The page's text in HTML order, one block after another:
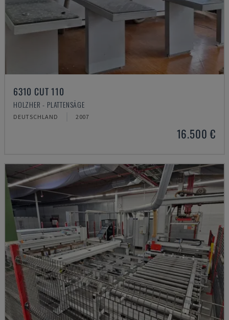
6310 CUT 110
HOLZHER - PLATTENSÄGE
DEUTSCHLAND 2007
16.500 €